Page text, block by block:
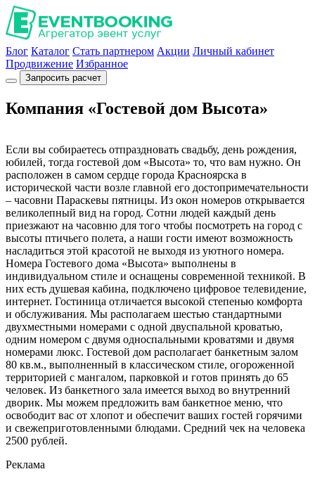
Блог Каталог Стать партнером Акции Личный кабинет
Продвижение Избранное
Запросить расчет
Компания «Гостевой дом Высота»
Если вы собираетесь отпраздновать свадьбу, день рождения,
юбилей, тогда гостевой дом «Высота» то, что вам нужно. Он
расположен в самом сердце города Красноярска в
исторической части возле главной его достопримечательности
– часовни Параскевы пятницы. Из окон номеров открывается
великолепный вид на город. Сотни людей каждый день
приезжают на часовню для того чтобы посмотреть на город с
высоты птичьего полета, а наши гости имеют возможность
насладиться этой красотой не выходя из уютного номера.
Номера Гостевого дома «Высота» выполнены в
индивидуальном стиле и оснащены современной техникой. В
них есть душевая кабина, подключено цифровое телевидение,
интернет. Гостиница отличается высокой степенью комфорта
и обслуживания. Мы располагаем шестью стандартными
двухместными номерами с одной двуспальной кроватью,
одним номером с двумя односпальными кроватями и двумя
номерами люкс. Гостевой дом располагает банкетным залом
80 кв.м., выполненный в классическом стиле, огороженной
территорией с мангалом, парковкой и готов принять до 65
человек. Из банкетного зала имеется выход во внутренний
дворик. Мы можем предложить вам банкетное меню, что
освободит вас от хлопот и обеспечит ваших гостей горячими
и свежеприготовленными блюдами. Средний чек на человека
2500 рублей.
Реклама